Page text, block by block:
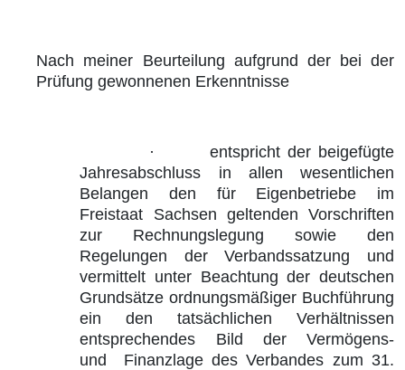
Nach meiner Beurteilung aufgrund der bei der
Prüfung gewonnenen Erkenntnisse
·
entspricht der beigefügte
Jahresabschluss in allen wesentlichen
Belangen den für Eigenbetriebe im
Freistaat Sachsen geltenden Vorschriften
zur Rechnungslegung sowie den
Regelungen der Verbandssatzung und
vermittelt unter Beachtung der deutschen
Grundsätze ordnungsmäßiger Buchführung
ein den tatsächlichen Verhältnissen
entsprechendes Bild der Vermögens-
und Finanzlage des Verbandes zum 31.